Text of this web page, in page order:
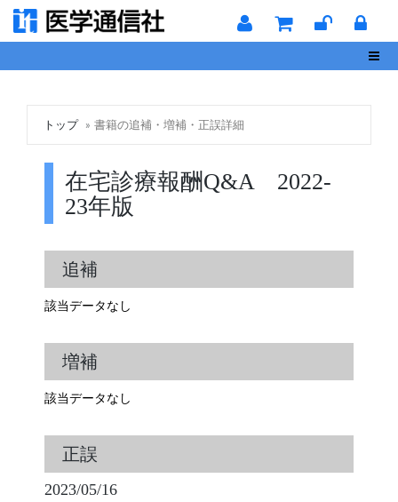
トップ 書籍の追補・増補・正誤詳細
在宅診療報酬Q&A 2022-
23年版
追補
該当データなし
増補
該当データなし
正誤
2023/05/16